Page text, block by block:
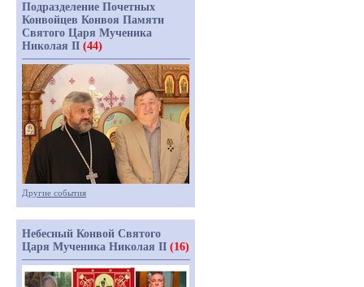
Подразделение Почетных
Конвойцев Конвоя Памяти
Святого Царя Мученика
Николая II (44)
Другие события
Небесный Конвой Святого
Царя Мученика Николая II (16)